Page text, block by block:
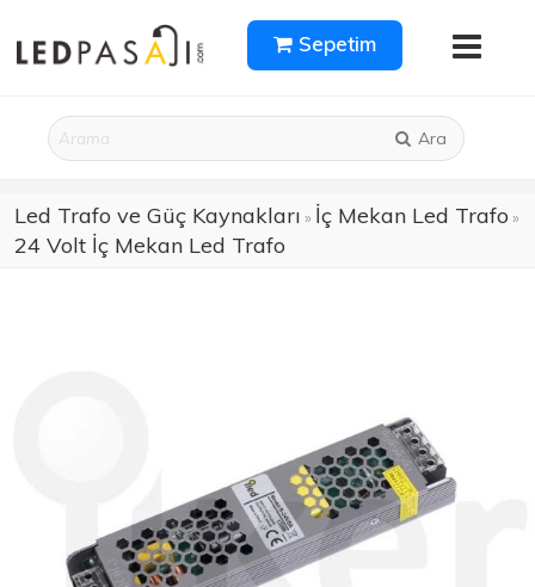
Sepetim
Ara
Led Trafo ve Güç Kaynakları » İç Mekan Led Trafo»
24 Volt İç Mekan Led Trafo